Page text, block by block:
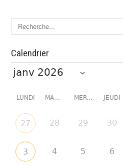
Calendrier
LUNDI MARDI MERCREDI JEUDI
27 28 29 30
3 4 5 6